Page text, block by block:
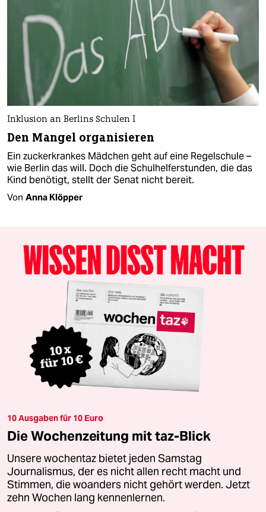
Inklusion an Berlins Schulen I
Den Mangel organisieren
Ein zuckerkrankes Mädchen geht auf eine Regelschule –
wie Berlin das will. Doch die Schulhelferstunden, die das
Kind benötigt, stellt der Senat nicht bereit.
Von Anna Klöpper
10 Ausgaben für 10 Euro
Die Wochenzeitung mit taz-Blick
Unsere wochentaz bietet jeden Samstag
Journalismus, der es nicht allen recht macht und
Stimmen, die woanders nicht gehört werden. Jetzt
zehn Wochen lang kennenlernen.